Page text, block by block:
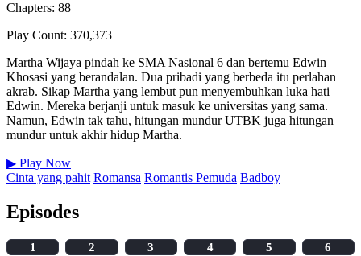
Chapters: 88
Play Count: 370,373
Martha Wijaya pindah ke SMA Nasional 6 dan bertemu Edwin
Khosasi yang berandalan. Dua pribadi yang berbeda itu perlahan
akrab. Sikap Martha yang lembut pun menyembuhkan luka hati
Edwin. Mereka berjanji untuk masuk ke universitas yang sama.
Namun, Edwin tak tahu, hitungan mundur UTBK juga hitungan
mundur untuk akhir hidup Martha.
▶ Play Now
Cinta yang pahit Romansa Romantis Pemuda Badboy
Episodes
1 2 3 4 5
6